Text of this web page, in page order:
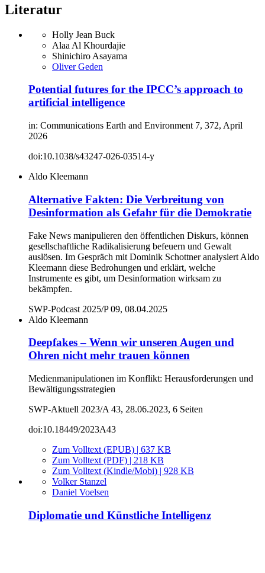
Literatur
Holly Jean Buck
Alaa Al Khourdajie
Shinichiro Asayama
Oliver Geden
Potential futures for the IPCC’s approach to
artificial intelligence
in: Communications Earth and Environment 7, 372, April
2026
doi:10.1038/s43247-026-03514-y
Aldo Kleemann
Alternative Fakten: Die Verbreitung von
Desinformation als Gefahr für die Demokratie
Fake News manipulieren den öffentlichen Diskurs, können
gesellschaftliche Radikalisierung befeuern und Gewalt
auslösen. Im Gespräch mit Dominik Schottner analysiert Aldo
Kleemann diese Bedrohungen und erklärt, welche
Instrumente es gibt, um Desinformation wirksam zu
bekämpfen.
SWP-Podcast 2025/P 09, 08.04.2025
Aldo Kleemann
Deepfakes – Wenn wir unseren Augen und
Ohren nicht mehr trauen können
Medienmanipulationen im Konflikt: Herausforderungen und
Bewältigungsstrategien
SWP-Aktuell 2023/A 43, 28.06.2023, 6 Seiten
doi:10.18449/2023A43
Zum Volltext (EPUB) | 637 KB
Zum Volltext (PDF) | 218 KB
Zum Volltext (Kindle/Mobi) | 928 KB
Volker Stanzel
Daniel Voelsen
Diplomatie und Künstliche Intelligenz